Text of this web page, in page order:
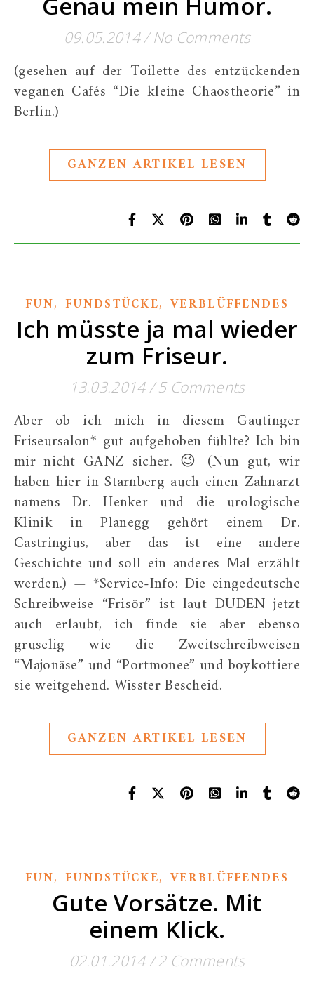
09.05.2014/ No Comments
(gesehen auf der Toilette des entzückenden
veganen Cafés “Die kleine Chaostheorie” in
Berlin.)
GANZEN ARTIKEL LESEN
FUN, FUNDSTÜCKE, VERBLÜFFENDES
Ich müsste ja mal wieder
zum Friseur.
13.03.2014/ 5 Comments
Aber ob ich mich in diesem Gautinger
Friseursalon* gut aufgehoben fühlte? Ich bin
mir nicht GANZ sicher. 😉 (Nun gut, wir
haben hier in Starnberg auch einen Zahnarzt
namens Dr. Henker und die urologische
Klinik in Planegg gehört einem Dr.
Castringius, aber das ist eine andere
Geschichte und soll ein anderes Mal erzählt
werden.) — *Service-Info: Die eingedeutsche
Schreibweise “Frisör” ist laut DUDEN jetzt
auch erlaubt, ich finde sie aber ebenso
gruselig wie die Zweitschreibweisen
“Majonäse” und “Portmonee” und boykottiere
sie weitgehend. Wisster Bescheid.
GANZEN ARTIKEL LESEN
FUN, FUNDSTÜCKE, VERBLÜFFENDES
Gute Vorsätze. Mit
einem Klick.
02.01.2014/ 2 Comments